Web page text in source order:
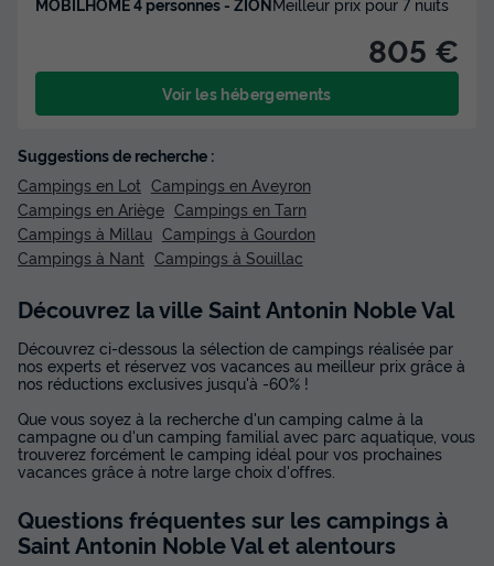
805 €
Voir les hébergements
Suggestions de recherche :
Campings en Lot Campings en Aveyron
Campings en Ariège Campings en Tarn
Campings à Millau Campings à Gourdon
Campings à Nant Campings à Souillac
Découvrez la ville Saint Antonin Noble Val
Découvrez ci-dessous la sélection de campings réalisée par
nos experts et réservez vos vacances au meilleur prix grâce à
nos réductions exclusives jusqu'à -60% !
Que vous soyez à la recherche d'un camping calme à la
campagne ou d'un camping familial avec parc aquatique, vous
trouverez forcément le camping idéal pour vos prochaines
vacances grâce à notre large choix d'offres.
Questions fréquentes sur les campings à
Saint Antonin Noble Valet alentours